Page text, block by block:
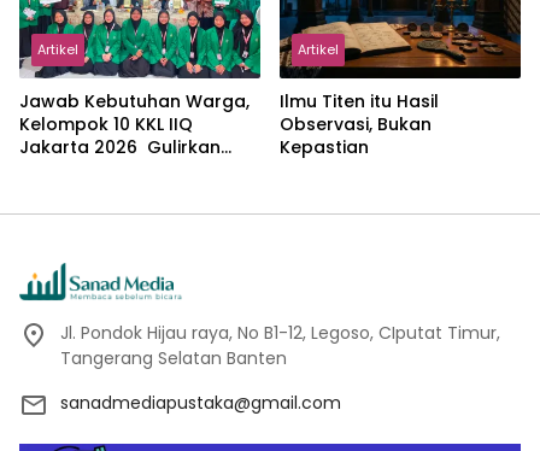
Artikel
Jawab Kebutuhan Warga,
Kelompok 10 KKL IIQ
Jakarta 2026 Gulirkan
Artikel
Ilmu Titen itu Hasil
Observasi, Bukan
Kepastian
Jl. Pondok Hijau raya, No B1-12, Legoso, CIputat Timur,
Tangerang Selatan Banten
sanadmediapustaka@gmail.com